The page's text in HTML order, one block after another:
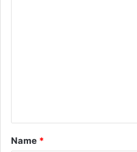
*
Name *